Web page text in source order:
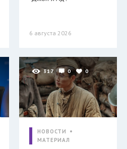
6 августа 2026
317 0 0
НОВОСТИ
МАТЕРИАЛ